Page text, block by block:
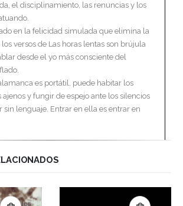
el disciplinamiento, las renuncias y los
en la felicidad simulada que elimina la
versos de Las horas lentas son brújula
desde el yo más consciente del
es portátil, puede habitar los
y fungir de espejo ante los silencios
sin lenguaje. Entrar en ella es entrar en